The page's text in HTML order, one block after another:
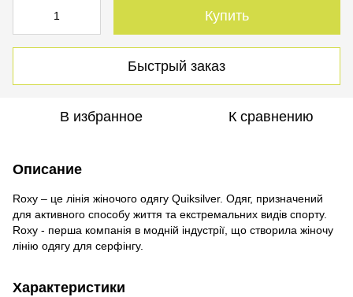
Купить
Быстрый заказ
В избранное К сравнению
Описание
Roxy – це лінія жіночого одягу Quiksilver. Одяг, призначений
для активного способу життя та екстремальних видів спорту.
Roxy - перша компанія в модній індустрії, що створила жіночу
лінію одягу для серфінгу.
Характеристики